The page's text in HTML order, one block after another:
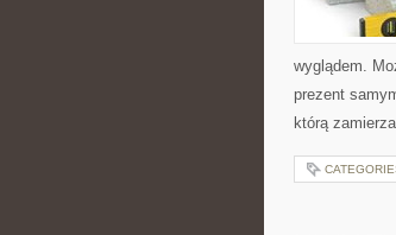
wyglądem.
prezent
którą